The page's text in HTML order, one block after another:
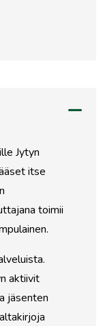
Jytyn
itse
toimii
aktiivit
jäsenten